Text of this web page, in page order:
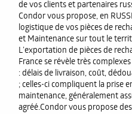
de vos clients et partenaires
Condor vous propose, en
logistique de vos pièces de
et Maintenance sur tout le
L’exportation de pièces de
France se révèle très
: délais de livraison, coût,
; celles-ci compliquent la prise
maintenance, généralement
agréé.Condor vous propose